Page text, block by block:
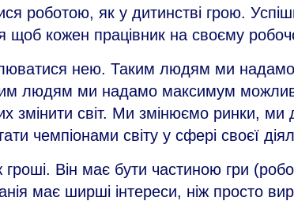
роботою, як у дитинстві грою.
кожен працівник на своєму
нею. Таким людям ми
людям ми надамо максимум
світ. Ми змінюємо ринки, ми
чемпіонами світу у сфері своєї
Він має бути частиною гри
має ширші інтереси, ніж просто